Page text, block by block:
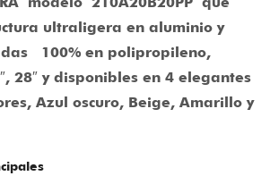
ultraligera en aluminio y
100% en polipropileno,
28″ y disponibles en 4 elegantes
Azul oscuro, Beige, Amarillo y